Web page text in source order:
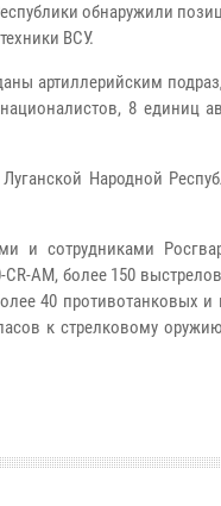
обнаружили
ВСУ.
артиллерийским
8 единиц
Народной
и сотрудниками
AM, более 150
40 противотанковых
к стрелковому